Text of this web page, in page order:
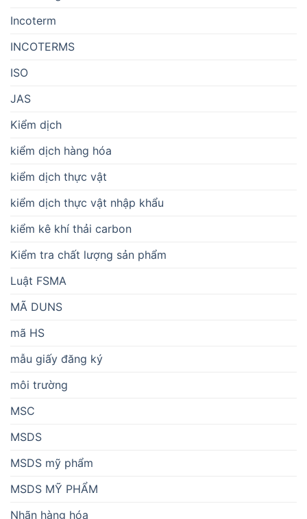
Incoterm
INCOTERMS
ISO
JAS
Kiểm dịch
kiểm dịch hàng hóa
kiểm dịch thực vật
kiểm dịch thực vật nhập khẩu
kiểm kê khí thải carbon
Kiểm tra chất lượng sản phẩm
Luật FSMA
MÃ DUNS
mã HS
mẫu giấy đăng ký
môi trường
MSC
MSDS
MSDS mỹ phẩm
MSDS MỸ PHẨM
Nhãn hàng hóa